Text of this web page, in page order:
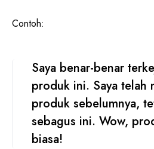
Contoh:
Saya benar-benar
produk ini. Saya telah
produk sebelumnya,
sebagus ini. Wow,
biasa!